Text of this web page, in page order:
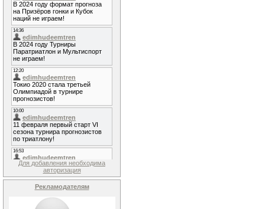
Для добавления необходима
авторизация
Рекламодателям